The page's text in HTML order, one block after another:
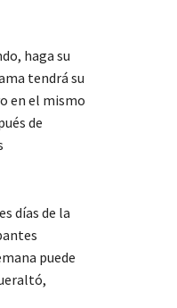
haga su
tendrá su
en el mismo
de
días de la
puede